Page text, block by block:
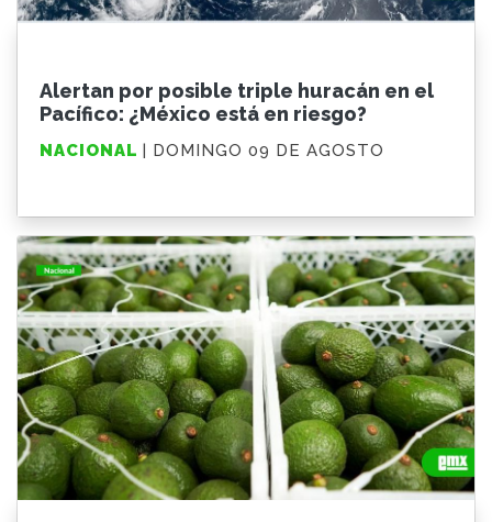
Alertan por posible triple huracán en el
Pacífico: ¿México está en riesgo?
NACIONAL | DOMINGO 09 DE AGOSTO